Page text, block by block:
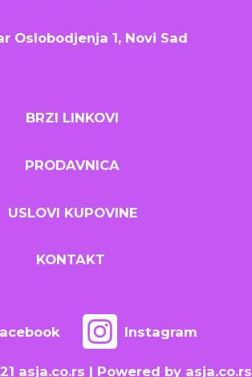
Oslobodjenja 1, Novi Sad
BRZI LINKOVI
PRODAVNICA
USLOVI KUPOVINE
KONTAKT
Instagram
asja.co.rs | Powered by asja.co.rs